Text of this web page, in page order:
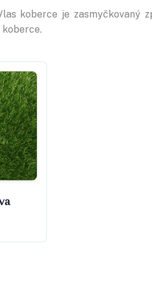
koberce je zasmyčkovaný